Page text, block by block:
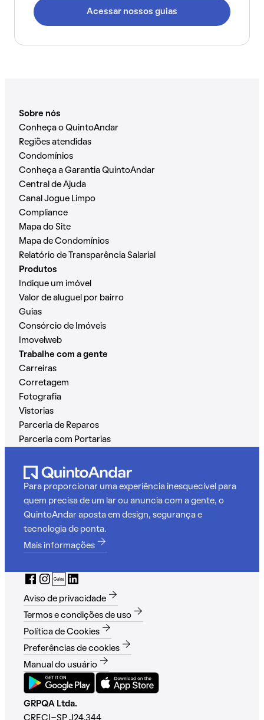
Acessar nossos guias
Sobre nós
Conheça o QuintoAndar
Regiões atendidas
Condomínios
Conheça a Garantia QuintoAndar
Central de Ajuda
Canal Jogue Limpo
Compliance
Mapa do Site
Mapa de Condomínios
Relatório de Transparência Salarial
Produtos
Indique um imóvel
Valor de aluguel por bairro
Guias
Consórcio de Imóveis
Imovelweb
Trabalhe com a gente
Carreiras
Corretagem
Fotografia
Vistorias
Parceria de Reparos
Parceria com Portarias
Para proporcionar uma experiência inesquecível para
quem precisa de um lar ou anuncia com a gente, o
QuintoAndar aposta em design, segurança e
tecnologia de ponta.
Mais informações
Aviso de privacidade
Termos e condições de uso
Política de Cookies
Preferências de cookies
Manual do usuário
GRPQA Ltda.